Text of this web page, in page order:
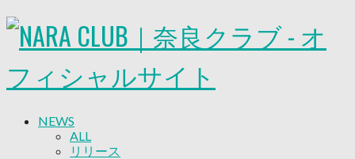
NEWS
ALL
リリース